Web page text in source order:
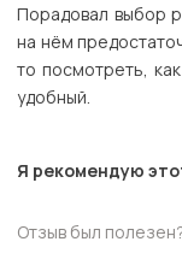
Порадовал выбор
на нём
то посмотреть,
удобный.
Я рекомендую
Отзыв был